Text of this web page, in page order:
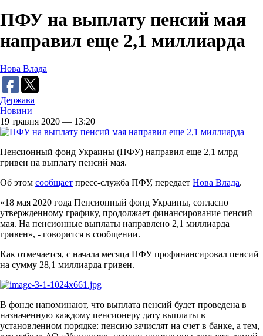
ПФУ на выплату пенсий мая
направил еще 2,1 миллиарда
Нова Влада
Держава
Новини
19 травня 2020 — 13:20
Пенсионный фонд Украины (ПФУ) направил еще 2,1 млрд
гривен на выплату пенсий мая.
Об этом сообщает пресс-служба ПФУ, передает Нова Влада.
«18 мая 2020 года Пенсионный фонд Украины, согласно
утвержденному графику, продолжает финансирование пенсий
мая. На пенсионные выплаты направлено 2,1 миллиарда
гривен», - говорится в сообщении.
Как отмечается, с начала месяца ПФУ профинансировал пенсий
на сумму 28,1 миллиарда гривен.
В фонде напоминают, что выплата пенсий будет проведена в
назначенную каждому пенсионеру дату выплаты в
установленном порядке: пенсию зачислят на счет в банке, а тем,